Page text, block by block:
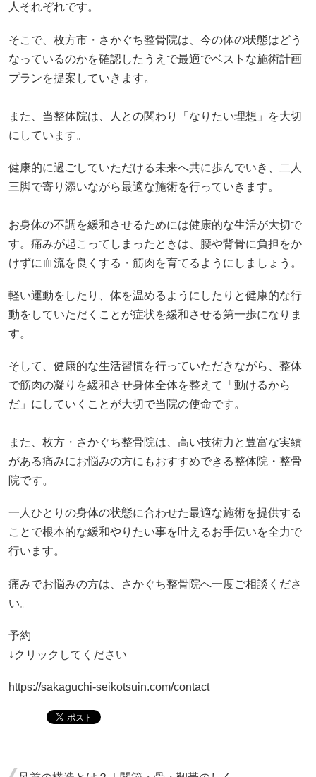
人それぞれです。
そこで、枚方市・さかぐち整骨院は、今の体の状態はどう
なっているのかを確認したうえで最適でベストな施術計画
プランを提案していきます。
また、当整体院は、人との関わり「なりたい理想」を大切
にしています。
健康的に過ごしていただける未来へ共に歩んでいき、二人
三脚で寄り添いながら最適な施術を行っていきます。
お身体の不調を緩和させるためには健康的な生活が大切で
す。痛みが起こってしまったときは、腰や背骨に負担をか
けずに血流を良くする・筋肉を育てるようにしましょう。
軽い運動をしたり、体を温めるようにしたりと健康的な行
動をしていただくことが症状を緩和させる第一歩になりま
す。
そして、健康的な生活習慣を行っていただきながら、整体
で筋肉の凝りを緩和させ身体全体を整えて「動けるから
だ」にしていくことが大切で当院の使命です。
また、枚方・さかぐち整骨院は、高い技術力と豊富な実績
がある痛みにお悩みの方にもおすすめできる整体院・整骨
院です。
一人ひとりの身体の状態に合わせた最適な施術を提供する
ことで根本的な緩和やりたい事を叶えるお手伝いを全力で
行います。
痛みでお悩みの方は、さかぐち整骨院へ一度ご相談くださ
い。
予約
↓クリックしてください
https://sakaguchi-seikotsuin.com/contact